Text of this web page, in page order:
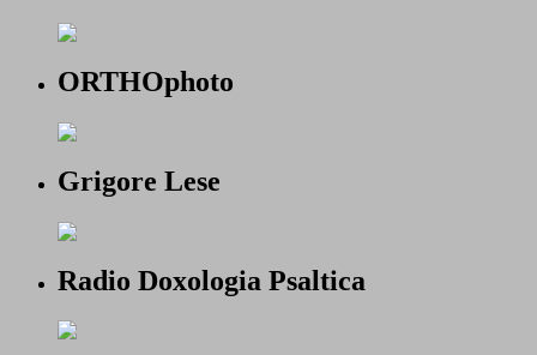
ORTHOphoto
Grigore Lese
Radio Doxologia Psaltica